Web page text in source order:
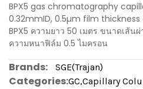
BPX5 gas chromatography
0.32mmID, 0.5µm film
BPX5 ความยาว 50 เมตร ขนาดเส้น
ความหนาฟิล์ม 0.5 ไมครอน
Brands: SGE(Trajan)
Categories:GC,Capillary